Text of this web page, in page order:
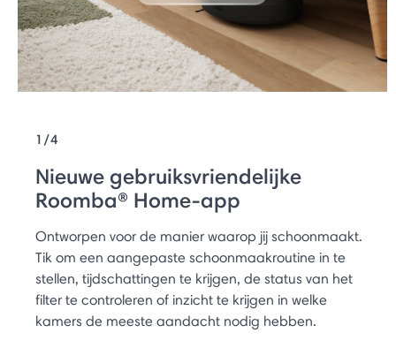
1/4
Nieuwe gebruiksvriendelijke
Roomba® Home-app
Ontworpen voor de manier waarop jij schoonmaakt.
Tik om een aangepaste schoonmaakroutine in te
stellen, tijdschattingen te krijgen, de status van het
filter te controleren of inzicht te krijgen in welke
kamers de meeste aandacht nodig hebben.